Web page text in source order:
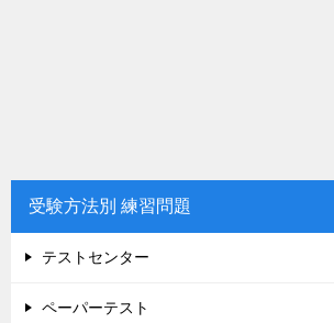
受験方法別 練習問題
テストセンター
ペーパーテスト